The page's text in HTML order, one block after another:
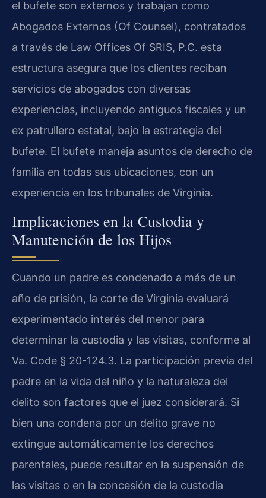
el bufete son externos y trabajan como
Abogados Externos (Of Counsel), contratados
a través de Law Offices Of SRIS, P.C. esta
estructura asegura que los clientes reciban
servicios de abogados con diversas
experiencias, incluyendo antiguos fiscales y un
ex patrullero estatal, bajo la estrategia del
bufete. El bufete maneja asuntos de derecho de
familia en todas sus ubicaciones, con un
experiencia en los tribunales de Virginia.
Implicaciones en la Custodia y
Manutención de los Hijos
Cuando un padre es condenado a más de un
año de prisión, la corte de Virginia evaluará
experimentado interés del menor para
determinar la custodia y las visitas, conforme al
Va. Code § 20-124.3. La participación previa del
padre en la vida del niño y la naturaleza del
delito son factores que el juez considerará. Si
bien una condena por un delito grave no
extingue automáticamente los derechos
parentales, puede resultar en la suspensión de
las visitas o en la concesión de la custodia